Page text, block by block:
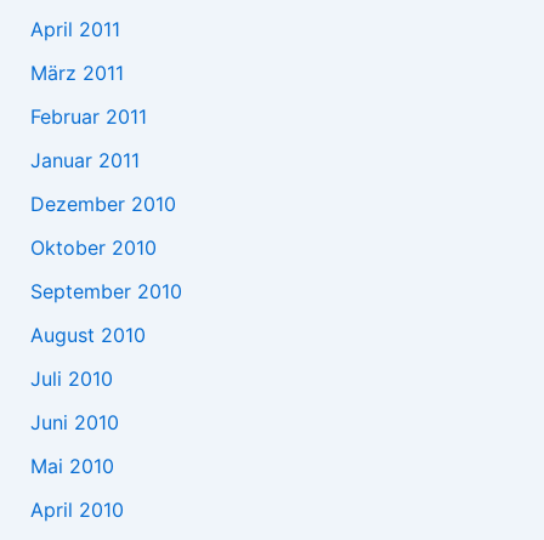
April 2011
März 2011
Februar 2011
Januar 2011
Dezember 2010
Oktober 2010
September 2010
August 2010
Juli 2010
Juni 2010
Mai 2010
April 2010